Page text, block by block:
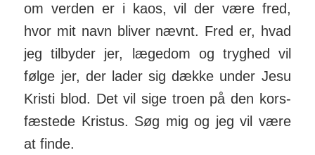
om verden er i kaos, vil der være fred,
hvor mit navn bliver nævnt. Fred er, hvad
jeg til­byder jer, læge­dom og tryghed vil
følge jer, der lader sig dække under Jesu
Kristi blod. Det vil sige troen på den kors­
fæstede Kristus. Søg mig og jeg vil være
at finde.